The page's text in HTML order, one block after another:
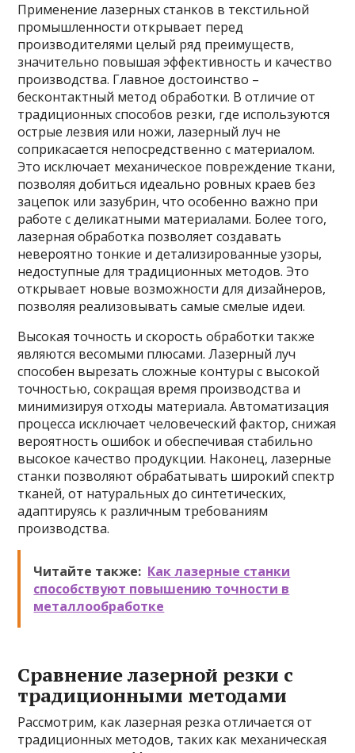
Применение лазерных станков в текстильной
промышленности открывает перед
производителями целый ряд преимуществ,
значительно повышая эффективность и качество
производства. Главное достоинство –
бесконтактный метод обработки. В отличие от
традиционных способов резки, где используются
острые лезвия или ножи, лазерный луч не
соприкасается непосредственно с материалом.
Это исключает механическое повреждение ткани,
позволяя добиться идеально ровных краев без
зацепок или зазубрин, что особенно важно при
работе с деликатными материалами. Более того,
лазерная обработка позволяет создавать
невероятно тонкие и детализированные узоры,
недоступные для традиционных методов. Это
открывает новые возможности для дизайнеров,
позволяя реализовывать самые смелые идеи.
Высокая точность и скорость обработки также
являются весомыми плюсами. Лазерный луч
способен вырезать сложные контуры с высокой
точностью, сокращая время производства и
минимизируя отходы материала. Автоматизация
процесса исключает человеческий фактор, снижая
вероятность ошибок и обеспечивая стабильно
высокое качество продукции. Наконец, лазерные
станки позволяют обрабатывать широкий спектр
тканей, от натуральных до синтетических,
адаптируясь к различным требованиям
производства.
Читайте также: Как лазерные станки
способствуют повышению точности в
металлообработке
Сравнение лазерной резки с
традиционными методами
Рассмотрим, как лазерная резка отличается от
традиционных методов, таких как механическая